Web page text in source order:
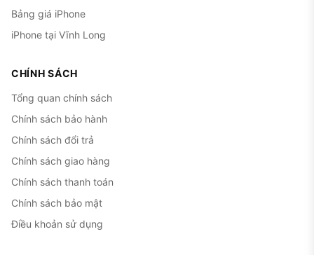
vẫn nhận diện nhanh và chính xác sau nhiều năm,
Bảng giá iPhone
iPhone tại Vĩnh Long
CHÍNH SÁCH
Tổng quan chính sách
Chính sách bảo hành
Chính sách đổi trả
Chính sách giao hàng
Chính sách thanh toán
Chính sách bảo mật
Điều khoản sử dụng